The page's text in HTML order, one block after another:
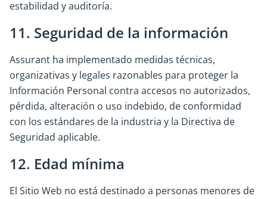
estabilidad y auditoría.
11. Seguridad de la información
Assurant ha implementado medidas técnicas,
organizativas y legales razonables para proteger la
Información Personal contra accesos no autorizados,
pérdida, alteración o uso indebido, de conformidad
con los estándares de la industria y la Directiva de
Seguridad aplicable.
12. Edad mínima
El Sitio Web no está destinado a personas menores de